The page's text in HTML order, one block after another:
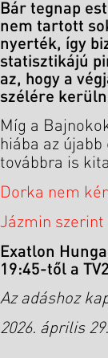
Bár tegnap
nem tartott
nyerték, így
statisztikájú
az, hogy a
szélére
Míg a
hiába az
továbbra is
Dorka nem
Jázmin
Exatlon
19:45-től a
Az adáshoz
2026. április